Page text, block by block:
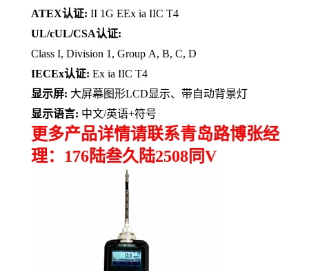
ATEX认证: II 1G EEx ia IIC T4
UL/cUL/CSA认证:
Class I, Division 1, Group A, B, C, D
IECEx认证: Ex ia IIC T4
显示屏: 大屏幕图形LCD显示、带自动背景灯
显示语言: 中文/英语+符号
更多产品详情请联系青岛路博张经
理：176陆叁久陆2508同V